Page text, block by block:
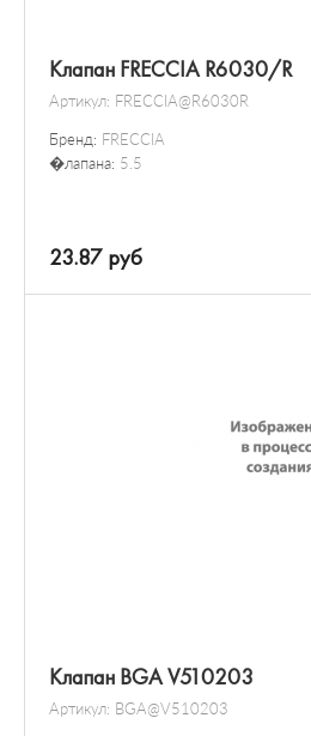
Клапан FRECCIA R6030/R
Артикул: FRECCIA@R6030R
Бренд: FRECCIA
�лапана: 5.5
23.87 руб
Клапан BGA V510203
Артикул: BGA@V510203